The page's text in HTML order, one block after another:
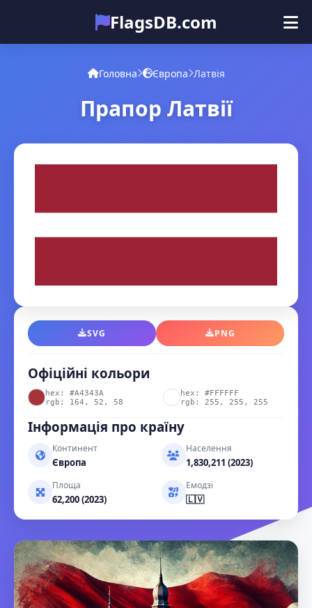
FlagsDB.com
Головна
Вікторина
Головна Європа Латвія
Прапор Латвії
SVG PNG
Офіційні кольори
hex: #A4343A
rgb: 164, 52, 58
hex: #FFFFFF
rgb: 255, 255, 255
Інформація про країну
Континент
Європа
Населення
1,830,211 (2023)
Площа
62,200 (2023)
Емодзі
🇱🇻